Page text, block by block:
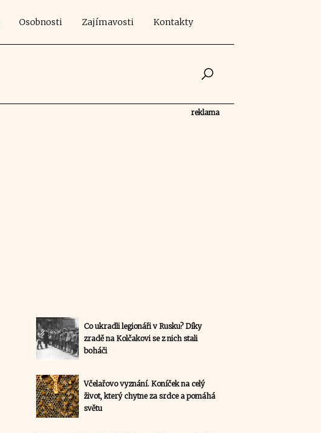
Osobnosti Zajímavosti Kontakty
reklama
Co ukradli legionáři v Rusku? Díky
zradě na Kolčakovi se z nich stali
boháči
Včelařovo vyznání. Koníček na celý
život, který chytne za srdce a pomáhá
světu